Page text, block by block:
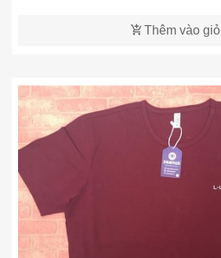
Thêm vào giỏ